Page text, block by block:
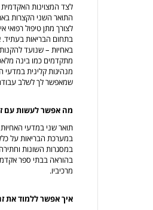
לצד המצוינות האקדמית
התואר השני הקצרות
לצורך מתן טיפול רפואי
באחיוּת – שנועד להקנות
שמאפשר לך לשלב
מה אפשר לעשות עם
במערכת הבריאות על
במסגרות השונות
בהוראה בבתי ספר
מרכיביו.
איך אפשר ללמוד את